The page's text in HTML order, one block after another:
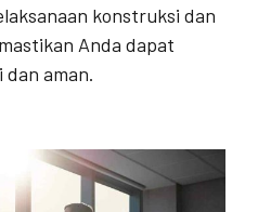
konstruksi dan
Anda dapat
dan aman.